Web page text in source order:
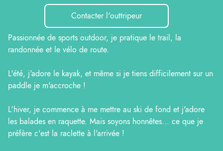
Contacter l'outtripeur
Passionnée de sports outdoor, je pratique le trail, la
randonnée et le vélo de route.
L'été, j'adore le kayak, et même si je tiens difficilement sur un
paddle je m'accroche !
L'hiver, je commence à me mettre au ski de fond et j'adore
les balades en raquette. Mais soyons honnêtes... ce que je
préfère c'est la raclette à l'arrivée !